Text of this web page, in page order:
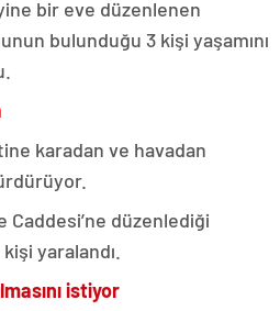
bir eve düzenlenen
bulunduğu 3 kişi yaşamını
karadan ve havadan
Caddesi’ne düzenlediği
yaralandı.
istiyor